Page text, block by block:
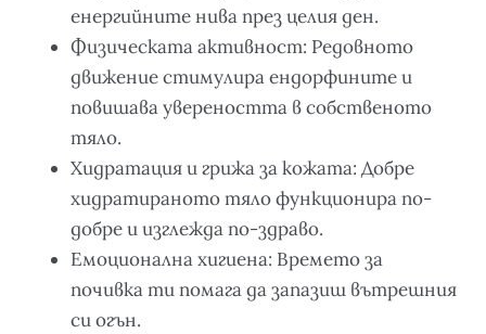
енергийните нива през целия ден.
Физическата активност: Редовното
движение стимулира ендорфините и
повишава увереността в собственото
тяло.
Хидратация и грижа за кожата: Добре
хидратираното тяло функционира по-
добре и изглежда по-здраво.
Емоционална хигиена: Времето за
почивка ти помага да запазиш вътрешния
си огън.